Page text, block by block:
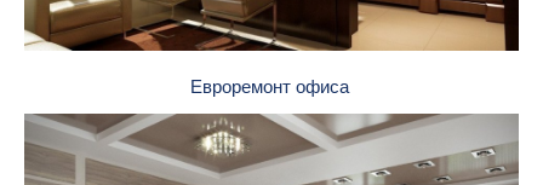
Евроремонт офиса